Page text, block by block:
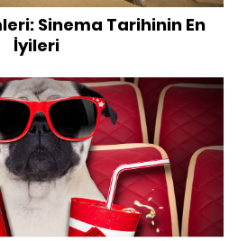
Sinema Tarihinin En
İyileri